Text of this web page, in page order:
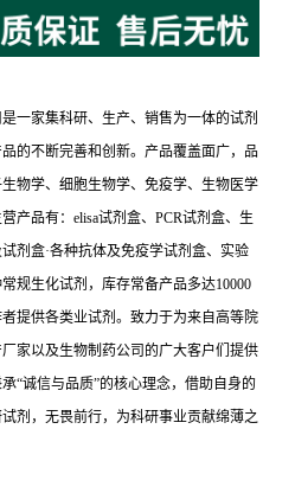
一家集科研、生产、销售为一体的试剂
的不断完善和创新。产品覆盖面广，品
物学、细胞生物学、免疫学、生物医学
产品有：elisa试剂盒、PCR试剂盒、生
剂盒·各种抗体及免疫学试剂盒、实验
规生化试剂，库存常备产品多达10000
提供各类业试剂。致力于为来自高等院
家以及生物制药公司的广大客户们提供
“诚信与品质”的核心理念，借助自身的
剂，无畏前行，为科研事业贡献绵薄之